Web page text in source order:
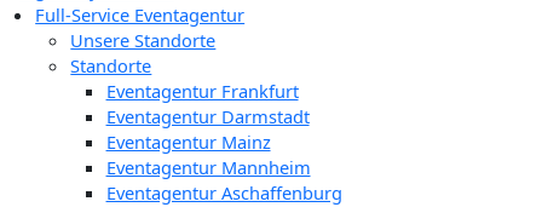
Full-Service Eventagentur
Unsere Standorte
Standorte
Eventagentur Frankfurt
Eventagentur Darmstadt
Eventagentur Mainz
Eventagentur Mannheim
Eventagentur Aschaffenburg